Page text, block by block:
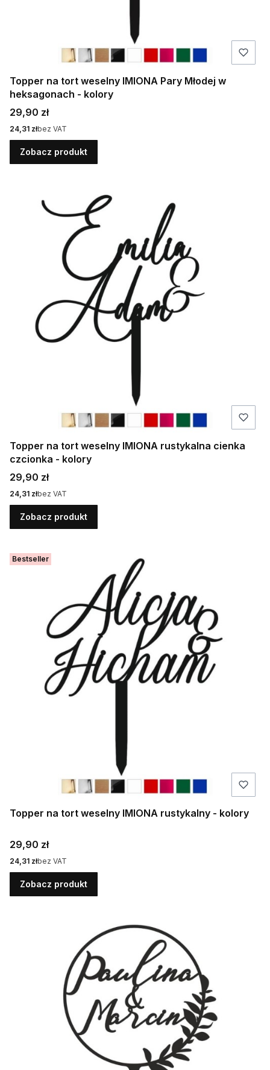
Topper na tort weselny IMIONA Pary Młodej w
heksagonach - kolory
Cena
29,90 zł
Cena
24,31 złbez VAT
Zobacz produkt
Topper na tort weselny IMIONA rustykalna cienka
czcionka - kolory
Cena
29,90 zł
Cena
24,31 złbez VAT
Zobacz produkt
Bestseller
Topper na tort weselny IMIONA rustykalny - kolory
Cena
29,90 zł
Cena
24,31 złbez VAT
Zobacz produkt